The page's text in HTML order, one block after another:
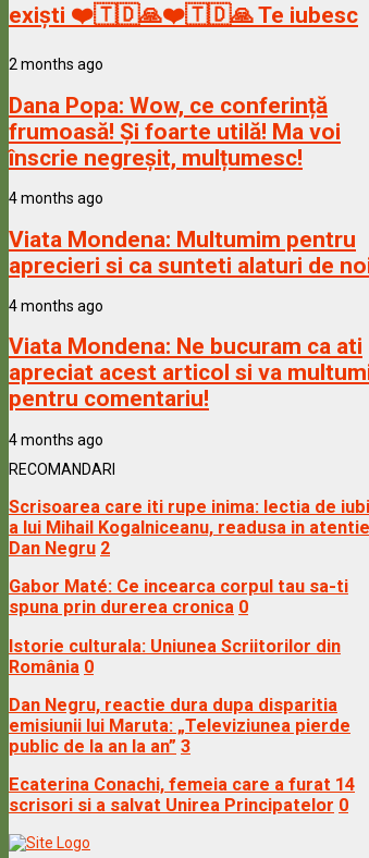
exiști ❤️🇹🇩🙏❤️🇹🇩🙏 Te iubesc
2 months ago
Dana Popa: Wow, ce conferință
frumoasă! Și foarte utilă! Ma voi
înscrie negreșit, mulțumesc!
4 months ago
Viata Mondena: Multumim pentru
aprecieri si ca sunteti alaturi de
4 months ago
Viata Mondena: Ne bucuram ca ati
apreciat acest articol si va
pentru comentariu!
4 months ago
RECOMANDARI
Scrisoarea care iti rupe inima: lectia de
a lui Mihail Kogalniceanu, readusa in
Dan Negru 2
Gabor Maté: Ce incearca corpul tau sa-ti
spuna prin durerea cronica 0
Istorie culturala: Uniunea Scriitorilor din
România 0
Dan Negru, reactie dura dupa disparitia
emisiunii lui Maruta: „Televiziunea pierde
public de la an la an” 3
Ecaterina Conachi, femeia care a furat 14
scrisori si a salvat Unirea Principatelor 0